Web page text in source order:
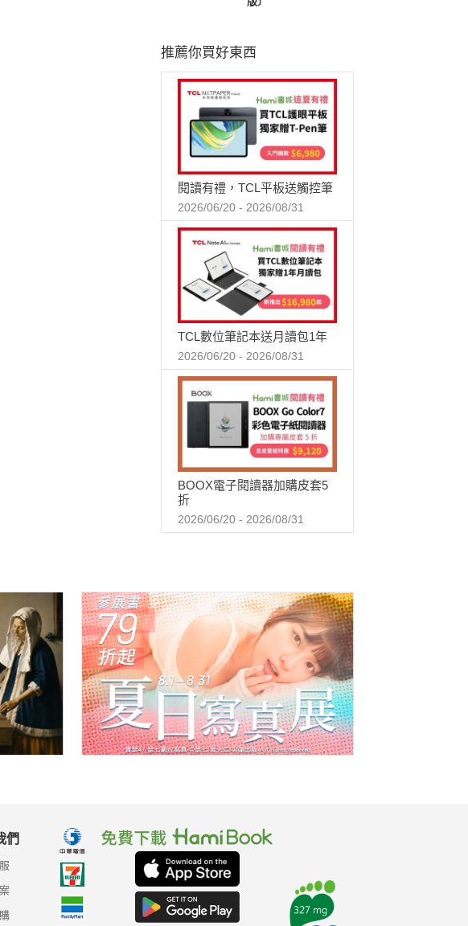
推薦你買好東西
閱讀有禮，TCL平板送觸控筆
2026/06/20 - 2026/08/31
TCL數位筆記本送月讀包1年
2026/06/20 - 2026/08/31
BOOX電子閱讀器加購皮套5
折
2026/06/20 - 2026/08/31
們